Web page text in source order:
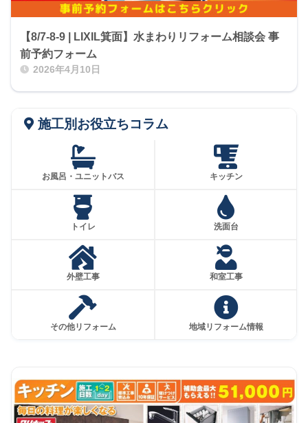
【8/7-8-9 | LIXIL箕面】水まわりリフォーム相談会 事
前予約フォーム
2026年4月10日
施工別お役立ちコラム
お風呂・ユニットバス キッチン
トイレ 洗面台
外壁工事 和室工事
その他リフォーム 地域リフォーム情報